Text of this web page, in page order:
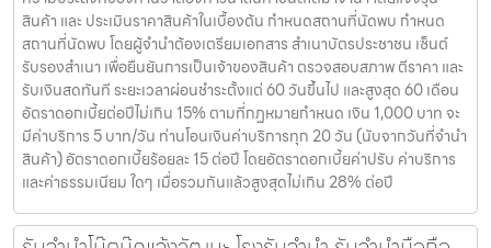
สินค้าแบรนด์เนม สินค้าไอที สินค้าอิเล็กทรอนิกซ์ ของมีค่าทุกชนิด ครบ
วงจร ให้ราคาสูง ดอกเบี้ยต่ำ เงื่อนไขการรับจำนำ ผู้จำนำ ต้องเป็นเจ้าของ
สินค้า ผู้นำสินค้ามาจำนำ ต้องเป็นเจ้าของสินค้า โดยเราจะไม่รับจำนำ
เครื่องเช่า เครื่องยืม หรือเครื่องบริษัท สินค้าที่นำมาจำนำไม่ควรเกิน 1-2 ปี
หากเกินจะพิจารณาเป็นบางรายการ โดยสินค้าต้องอยู่ในสภาพดี ไม่เคยเสีย
หรือเคยซ่อมมาก่อน เตรียมอุปกรณ์มาให้ครบ เตรียมอุปกรณ์ สายชาร์จ
แบตเตอรี่มาให้ครบ เงื่อนไขการให้บริการ แจ้งความประสงค์ของท่าน แจ้ง
ความประสงค์ของท่านว่าต้องการนำสินค้าชนิดใดมาจำนำ โดยแจ้งรุ่น
สินค้า และ ประเมินราคาสินค้าในเบื้องต้น กำหนดสถานที่นัดพบ กำหนด
สถานที่นัดพบ โดยผู้จำนำต้องเตรียมเอกสาร สำเนาบัตรประชาชน เซ็นต์
รับรองสำเนา เพื่อยืนยันการเป็นเจ้าของสินค้า ตรวจสอบสภาพ ตีราคา และ